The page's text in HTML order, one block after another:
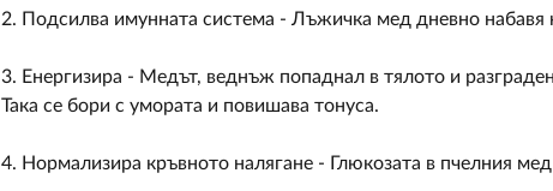
2. Подсилва имунната система - Лъжичка мед дневно набавя
3. Енергизира - Медът, веднъж попаднал в тялото и
Така се бори с умората и повишава тонуса.
4. Нормализира кръвното налягане - Глюкозата в пчелния